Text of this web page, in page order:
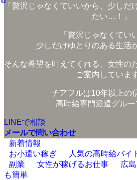
「贅沢じゃなくていいから、少しだ
たい…！」
「贅沢じゃなくてい
少しだけゆとりのある生活
そんな希望を叶えてくれる、女性の
ご案内していま
チアフルは10年以上の
高時給専門派遣グルー
LINEで相談
メールで問い合わせ
新着情報
お小遣い稼ぎ
人気の高時給バイ
副業
女性が稼げるお仕事 広島
も簡単